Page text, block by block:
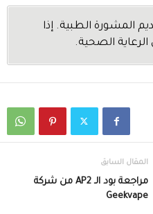
المشورة الطبية. إذا
الصحية.
المقال السابق
مراجعة بود الـ AP2 من شركة
Geekvape